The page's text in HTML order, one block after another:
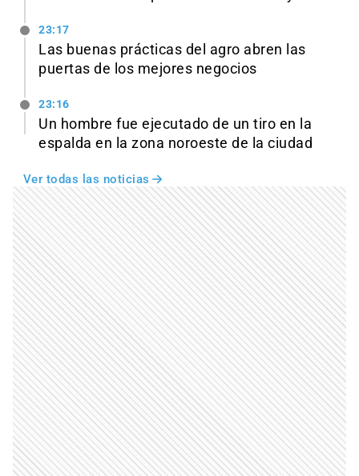
23:17
Las buenas prácticas del agro abren las
puertas de los mejores negocios
23:16
Un hombre fue ejecutado de un tiro en la
espalda en la zona noroeste de la ciudad
Ver todas las noticias